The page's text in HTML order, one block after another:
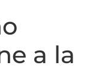
a la